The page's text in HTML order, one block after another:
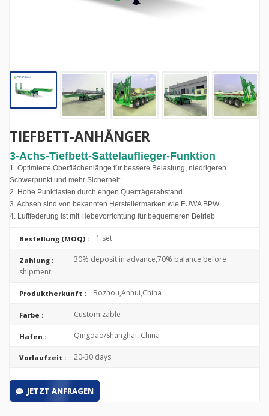
TIEFBETT-ANHÄNGER
3-Achs-Tiefbett-Sattelauflieger-Funktion
1. Optimierte Oberflächenlänge für bessere Belastung, niedrigeren
Schwerpunkt und mehr Sicherheit
2. Hohe Punktlasten durch engen Querträgerabstand
3. Achsen sind von bekannten Herstellermarken wie FUWA BPW
4. Luftfederung ist mit Hebevorrichtung für bequemeren Betrieb
Bestellung (MOQ) : 1 set
Zahlung :
30% deposit in advance,70% balance before
shipment
Produktherkunft : Bozhou,Anhui,China
Farbe : Customizable
Hafen : Qingdao/Shanghai, China
Vorlaufzeit : 20-30 days
JETZT ANFRAGEN